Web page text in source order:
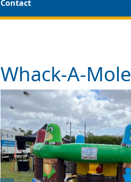
Contact
Whack-A-Mole